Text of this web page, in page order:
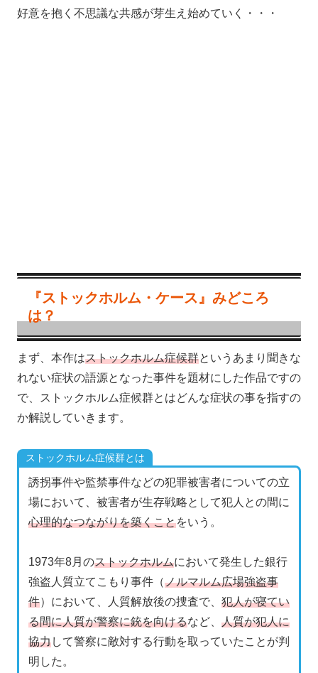
好意を抱く不思議な共感が芽生え始めていく・・・
『ストックホルム・ケース』みどころ
は？
まず、本作はストックホルム症候群というあまり聞きな
れない症状の語源となった事件を題材にした作品ですの
で、ストックホルム症候群とはどんな症状の事を指すの
か解説していきます。
ストックホルム症候群とは
誘拐事件や監禁事件などの犯罪被害者についての立
場において、被害者が生存戦略として犯人との間に
心理的なつながりを築くことをいう。
1973年8月のストックホルムにおいて発生した銀行
強盗人質立てこもり事件（ノルマルム広場強盗事
件）において、人質解放後の捜査で、 犯人が寝てい
る間に人質が警察に銃を向けるなど、 人質が犯人に
協力して警察に敵対する行動を取っていたことが判
明した。